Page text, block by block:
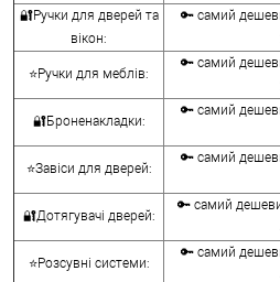
🔐Ручки для дверей та
вікон:
🔑 самий
⭐Ручки для меблів:
🔑 самий
🔐Броненакладки:
🔑 самий
⭐Завіси для дверей:
🔑 самий
🔐Дотягувачі дверей:
🔑 самий
⭐Розсувні системи:
🔑 самий